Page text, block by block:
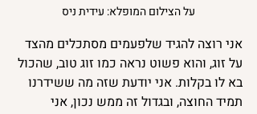
על הצילום המופלא: עידית ניס
אני רוצה להגיד שלפעמים מסתכלים מהצד
על זוג, והוא פשוט נראה כמו זוג טוב, שהכול
בא לו בקלות. אני יודעת שזה מה ששידרנו
תמיד החוצה, ובגדול זה ממש נכון, אני